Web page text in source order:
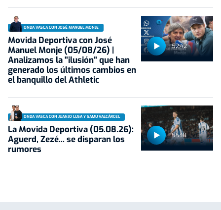
52:42
ONDA VASCA CON JOSÉ MANUEL MONJE
Movida Deportiva con José
Manuel Monje (05/08/26) |
Analizamos la "ilusión" que han
generado los últimos cambios en
el banquillo del Athletic
55:18
ONDA VASCA CON JUANJO LUSA Y SAMU VALCÁRCEL
La Movida Deportiva (05.08.26):
Aguerd, Zezé... se disparan los
rumores